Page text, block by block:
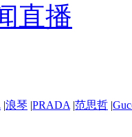
直播
|浪琴 |PRADA |范思哲 |